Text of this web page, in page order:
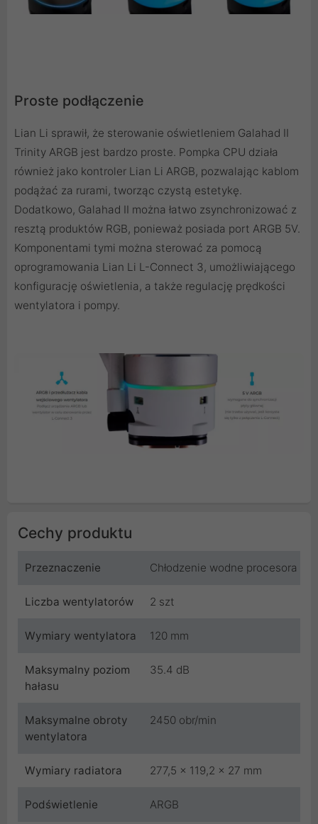
Proste podłączenie
Lian Li sprawił, że sterowanie oświetleniem Galahad II
Trinity ARGB jest bardzo proste. Pompka CPU działa
również jako kontroler Lian Li ARGB, pozwalając kablom
podążać za rurami, tworząc czystą estetykę.
Dodatkowo, Galahad II można łatwo zsynchronizować z
resztą produktów RGB, ponieważ posiada port ARGB 5V.
Komponentami tymi można sterować za pomocą
oprogramowania Lian Li L-Connect 3, umożliwiającego
konfigurację oświetlenia, a także regulację prędkości
wentylatora i pompy.
Cechy produktu
Przeznaczenie Chłodzenie wodne procesora
Liczba wentylatorów 2 szt
Wymiary wentylatora 120 mm
Maksymalny poziom
hałasu
35.4 dB
Maksymalne obroty
wentylatora
2450 obr/min
Wymiary radiatora 277,5 x 119,2 x 27 mm
Podświetlenie ARGB